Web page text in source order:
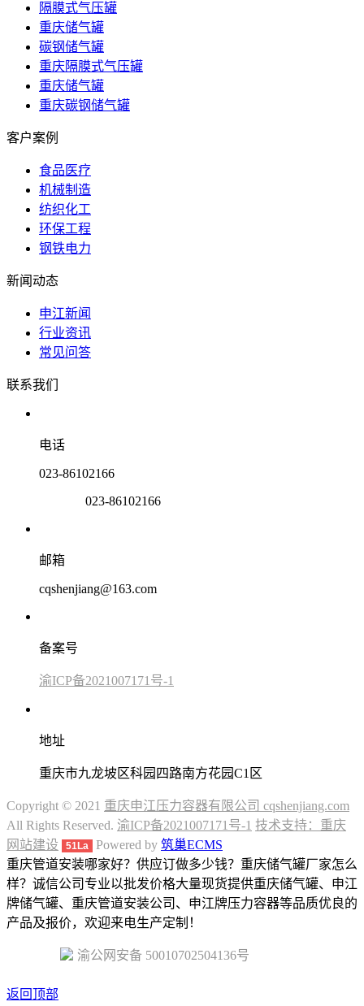
隔膜式气压罐
重庆储气罐
碳钢储气罐
重庆隔膜式气压罐
重庆储气罐
重庆碳钢储气罐
客户案例
食品医疗
机械制造
纺织化工
环保工程
钢铁电力
新闻动态
申江新闻
行业资讯
常见问答
联系我们
电话
023-86102166
023-86102166
邮箱
cqshenjiang@163.com
备案号
渝ICP备2021007171号-1
地址
重庆市九龙坡区科园四路南方花园C1区
Copyright © 2021 重庆申江压力容器有限公司 cqshenjiang.com
All Rights Reserved. 渝ICP备2021007171号-1 技术支持：重庆
网站建设
51La Powered by 筑巢ECMS
重庆管道安装哪家好？供应订做多少钱？重庆储气罐厂家怎么
样？诚信公司专业以批发价格大量现货提供重庆储气罐、申江
牌储气罐、重庆管道安装公司、申江牌压力容器等品质优良的
产品及报价，欢迎来电生产定制！
渝公网安备 50010702504136号
返回顶部